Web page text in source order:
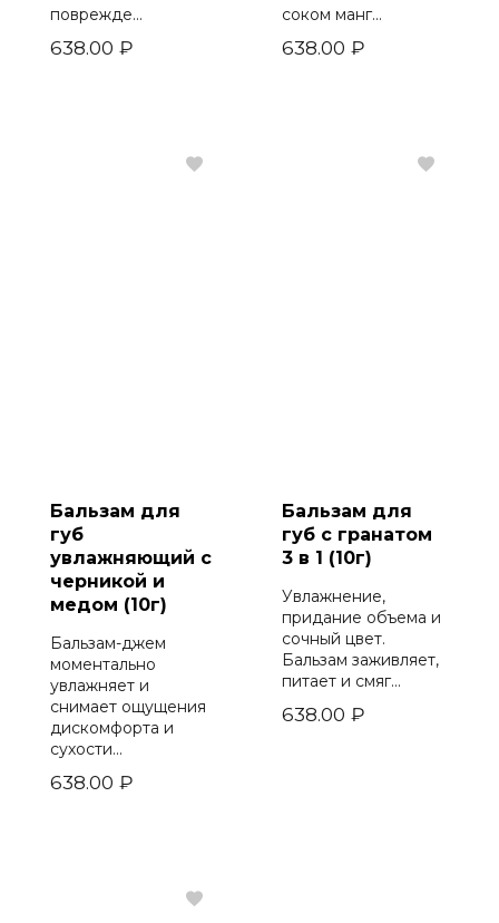
поврежде...
₽
638.00
соком манг...
₽
638.00
Бальзам для
губ
увлажняющий с
черникой и
медом (10г)
Бальзам-джем
моментально
увлажняет и
снимает ощущения
дискомфорта и
сухости...
₽
638.00
Бальзам для
губ с гранатом
3 в 1 (10г)
Увлажнение,
придание объема и
сочный цвет.
Бальзам заживляет,
питает и смяг...
₽
638.00